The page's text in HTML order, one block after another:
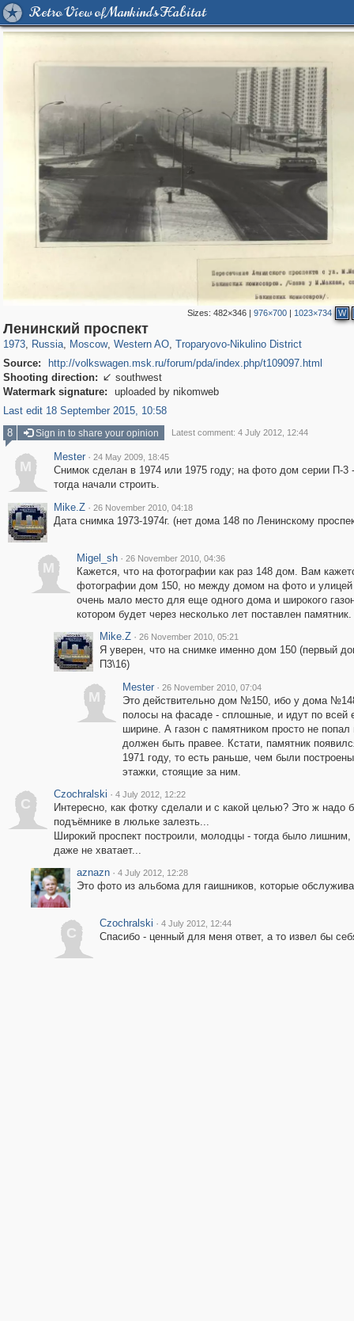
Retro View of Mankind's Habitat
Sizes: 482×346| 976×700| 1023×734 W
Ленинский проспект
1973, Russia
1,406,485 29,243
, Moscow
319,780 8,286
, Western AO
27,129 310
, Troparyovo-Nikulino District
Source:
http://volkswagen.msk.ru/forum/pda/index.php/t109097.html
Shooting direction:  southwest
Watermark signature:
uploaded by nikomweb
Last edit 18 September 2015, 10:58
8
Sign in to share your opinion Latest comment: 4 July 2012, 12:44
M
Mester · 24 May 2009, 18:45
Снимок сделан в 1974 или 1975 году; на фото дом серии П-3
тогда начали строить.
Mike.Z · 26 November 2010, 04:18
Дата снимка 1973-1974г. (нет дома 148 по Ленинскому
M
Migel_sh · 26 November 2010, 04:36
Кажется, что на фотографии как раз 148 дом. Вам
фотографии дом 150, но между домом на фото и
очень мало место для еще одного дома и широкого
котором будет через несколько лет поставлен памятник.
Mike.Z · 26 November 2010, 05:21
Я уверен, что на снимке именно дом 150 (первый
П3\16)
M
Mester · 26 November 2010, 07:04
Это действительно дом №150, ибо у дома
полосы на фасаде - сплошные, и идут по всей
ширине. А газон с памятником просто не попал
должен быть правее. Кстати, памятник
1971 году, то есть раньше, чем были
этажки, стоящие за ним.
C
Czochralski · 4 July 2012, 12:22
Интересно, как фотку сделали и с какой целью? Это ж надо
подъёмнике в люльке залезть...
Широкий проспект построили, молодцы - тогда было лишним,
даже не хватает...
aznazn · 4 July 2012, 12:28
Это фото из альбома для гаишников, которые
C
Czochralski · 4 July 2012, 12:44
Спасибо - ценный для меня ответ, а то извел бы